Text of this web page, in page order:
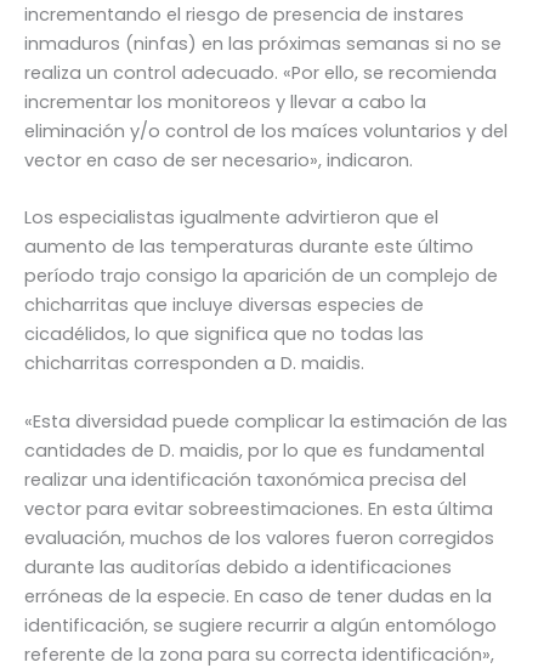
incrementando el riesgo de presencia de instares
inmaduros (ninfas) en las próximas semanas si no se
realiza un control adecuado. «Por ello, se recomienda
incrementar los monitoreos y llevar a cabo la
eliminación y/o control de los maíces voluntarios y del
vector en caso de ser necesario», indicaron.
Los especialistas igualmente advirtieron que el
aumento de las temperaturas durante este último
período trajo consigo la aparición de un complejo de
chicharritas que incluye diversas especies de
cicadélidos, lo que significa que no todas las
chicharritas corresponden a D. maidis.
«Esta diversidad puede complicar la estimación de las
cantidades de D. maidis, por lo que es fundamental
realizar una identificación taxonómica precisa del
vector para evitar sobreestimaciones. En esta última
evaluación, muchos de los valores fueron corregidos
durante las auditorías debido a identificaciones
erróneas de la especie. En caso de tener dudas en la
identificación, se sugiere recurrir a algún entomólogo
referente de la zona para su correcta identificación»,